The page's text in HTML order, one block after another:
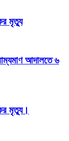
মৃত্যু
আদালতে ৬
মৃত্যু।